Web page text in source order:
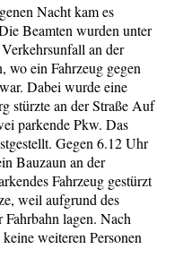
Nacht kam es
Beamten wurden unter
an der
wo ein Fahrzeug gegen
Dabei wurde eine
stürzte an der Straße Auf
parkende Pkw. Das
Gegen 6.12 Uhr
Bauzaun an der
Fahrzeug gestürzt
weil aufgrund des
lagen. Nach
weiteren Personen